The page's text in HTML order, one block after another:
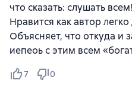
что сказать: слушать
Нравится как автор
Объясняет, что откуда и
иепеоь с этим всем
7 0